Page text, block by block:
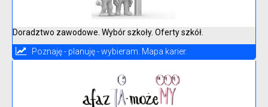
Doradztwo zawodowe. Wybór szkoły. Oferty szkół.
Poznaję - planuję - wybieram. Mapa karier.